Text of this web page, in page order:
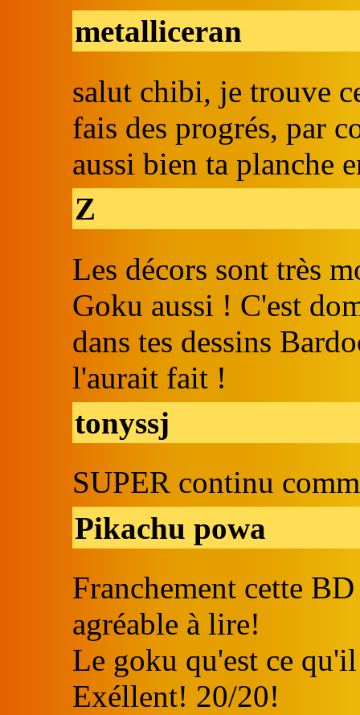
metalliceran
salut chibi, je trouve
fais des progrés, par
aussi bien ta planche
Z
Les décors sont très
Goku aussi ! C'est
dans tes dessins
l'aurait fait !
tonyssj
SUPER continu
Pikachu powa
Franchement cette
agréable à lire!
Le goku qu'est ce
Exéllent! 20/20!